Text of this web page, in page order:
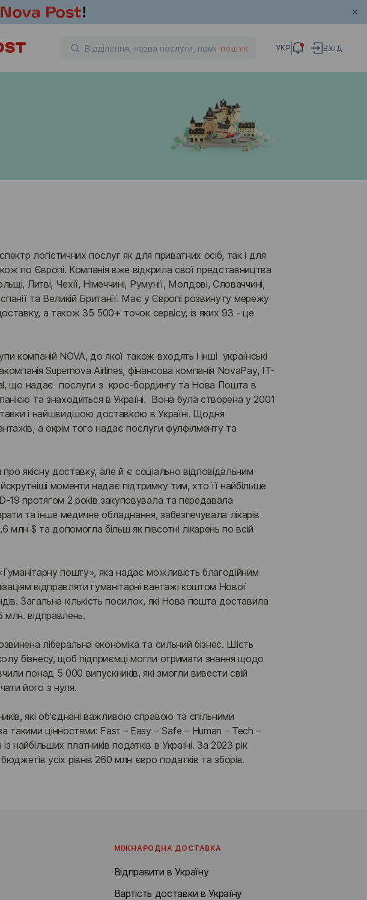
ПОШУК УКР ВХІД
логістичних послуг як для приватних осіб, так і для
по Європі. Компанія вже відкрила свої представництва
Литві, Чехії, Німеччині, Румунії, Молдові, Словаччині,
Іспанії та Великій Британії. Має у Європі розвинуту мережу
а також 35 500+ точок сервісу, із яких 93 - це
компаній NOVA, до якої також входять і інші  українські
Supernova Airlines, фінансова компанія NovaPay, IT-
що надає  послуги з  крос-бордингу та Нова Пошта в
та знаходиться в Україні.  Вона була створена у 2001
і найшвидшою доставкою в Україні. Щодня
а окрім того надає послуги фулфілменту та
якісну доставку, але й є соціально відповідальним
моменти надає підтримку тим, хто її найбільше
19 протягом 2 років закуповувала та передавала
та інше медичне обладнання, забезпечувала лікарів
млн $ та допомогла більш як півсотні лікарень по всій
пошту», яка надає можливість благодійним
відправляти гуманітарні вантажі коштом Нової
Загальна кількість посилок, які Нова пошта доставила
відправлень.
ліберальна економіка та сильний бізнес. Шість
бізнесу, щоб підприємці могли отримати знання щодо
понад 5 000 випускників, які змогли вивести свій
його з нуля.
які об'єднані важливою справою та спільними
такими цінностями: Fast – Easy – Safe – Human – Tech –
платників податків в Україні. За 2023 рік
усіх рівнів 260 млн євро податків та зборів.
МІЖНАРОДНА ДОСТАВКА
Відправити в Україну
Вартість доставки в Україну